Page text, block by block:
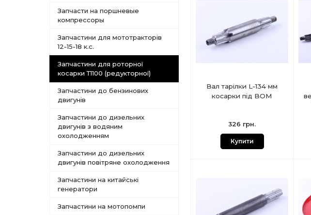
Запчасти на поршневые
компрессоры
Запчастини для мототракторів
12-15-18 к.с.
Запчастини для роторної
косарки Т1100 (редукторної)
Запчастини до бензинових
двигунів
Запчастини до дизельних
двигунів з водяним
охолодженням
Запчастини до дизельних
двигунів повітряне охолодження
Запчастини на китайські
генератори
Запчастини на мотопомпи
Вал тарілки L-134 мм
косарки під ВОМ
326 грн.
Купити